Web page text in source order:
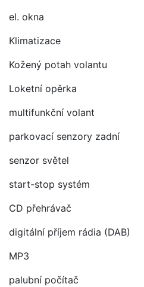
el. okna
Klimatizace
Kožený potah volantu
Loketní opěrka
multifunkční volant
parkovací senzory zadní
senzor světel
start-stop systém
CD přehrávač
digitální příjem rádia (DAB)
MP3
palubní počítač